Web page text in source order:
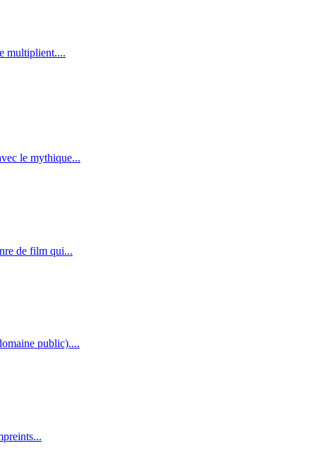
multiplient....
le mythique...
de film qui...
public)....